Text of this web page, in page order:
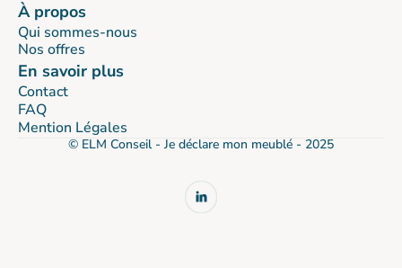
À propos
Qui sommes-nous
Nos offres
En savoir plus
Contact
FAQ
Mention Légales
© ELM Conseil - Je déclare mon meublé - 2025